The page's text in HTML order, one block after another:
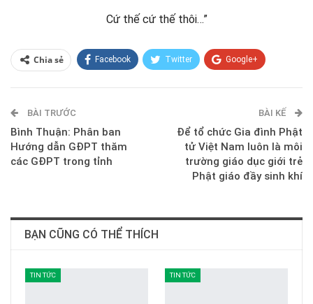
Cứ thế cứ thế thôi…”
Chia sẻ Facebook Twitter Google+
E-mail
BÀI TRƯỚC
Bình Thuận: Phân ban
Hướng dẫn GĐPT thăm
các GĐPT trong tỉnh
BÀI KẾ
Để tổ chức Gia đình Phật
tử Việt Nam luôn là môi
trường giáo dục giới trẻ
Phật giáo đầy sinh khí
BẠN CŨNG CÓ THỂ THÍCH
TIN TỨC TIN TỨC